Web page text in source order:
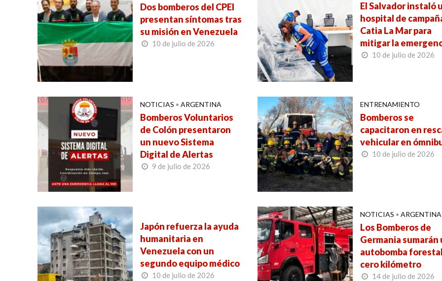
Dos bomberos del CPEI
presentan síntomas tras
su misión en Venezuela
10 de julio de 2026
El Salvador instaló
hospital de
Catia La Mar para
mitigar la
10 de julio de 2026
NOTICIAS • ARGENTINA
Bomberos Voluntarios
de Colón presentaron
un nuevo Sistema
Digital de Alertas
9 de julio de 2026
ENTRENAMIENTO
Bomberos se
capacitaron en
vehicular en
10 de julio de 2026
Japón refuerza la ayuda
humanitaria en
Venezuela con un
segundo equipo médico
10 de julio de 2026
NOTICIAS • ARGENTINA
Los Bomberos de
Germania sumarán
autobomba forestal
cero kilómetro
14 de julio de 2026